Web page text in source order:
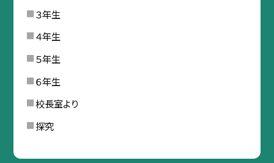
３年生
４年生
５年生
６年生
校長室より
探究